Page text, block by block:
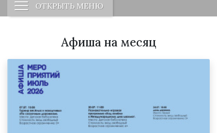
ОТКРЫТЬ МЕНЮ
Афиша на месяц